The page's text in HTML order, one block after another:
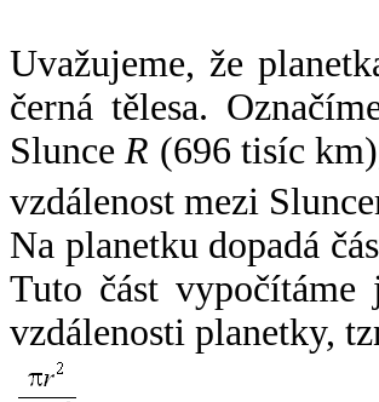
Uvažujeme, že
černá tělesa.
SlunceR (696 tisíc
vzdálenost mezi
Na planetku dopadá
Tuto část
vzdálenosti planetky,